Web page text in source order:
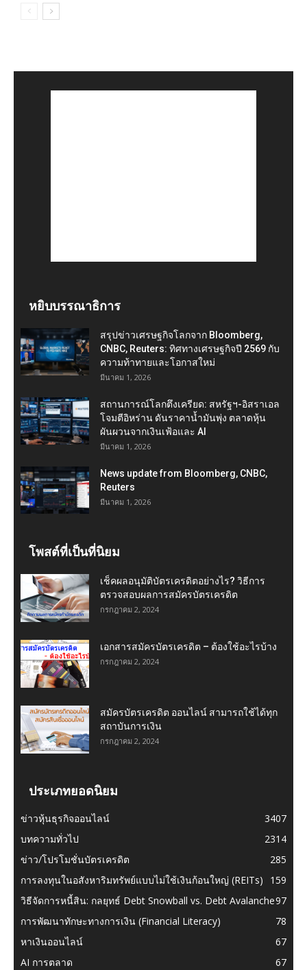
หยิบบรรณาธิการ
สรุปข่าวเศรษฐกิจโลกจาก Bloomberg,
CNBC, Reuters: ทิศทางเศรษฐกิจปี 2569 กับ
ความท้าทายและโอกาสใหม่
มีนาคม 1, 2026
สถานการณ์โลกตึงเครียด: สหรัฐฯ-อิสราเอล
โจมตีอิหร่าน ดันราคาน้ำมันพุ่ง ตลาดหุ้น
ผันผวนจากเงินเฟ้อและ AI
มีนาคม 1, 2026
News update from Bloomberg, CNBC,
Reuters
มีนาคม 1, 2026
โพสต์ที่เป็นที่นิยม
เช็คผลอนุมัติบัตรเครดิตอย่างไร? วิธีการ
ตรวจสอบผลการสมัครบัตรเครดิต
กรกฎาคม 2, 2024
เอกสารสมัครบัตรเครดิต – ต้องใช้อะไรบ้าง
กรกฎาคม 2, 2024
สมัครบัตรเครดิต ออนไลน์ สามารถใช้ได้ทุก
สถาบันการเงิน
กรกฎาคม 2, 2024
ประเภทยอดนิยม
ข่าวหุ้นธุรกิจออนไลน์
3407
บทความทั่วไป
2314
ข่าว/โปรโมชั่นบัตรเครดิต
285
การลงทุนในอสังหาริมทรัพย์แบบไม่ใช้เงินก้อนใหญ่ (REITs)
159
วิธีจัดการหนี้สิน: กลยุทธ์ Debt Snowball vs. Debt Avalanche97
การพัฒนาทักษะทางการเงิน (Financial Literacy)
78
หาเงินออนไลน์
67
AI การตลาด
67